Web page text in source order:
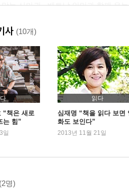
는 사마귀 - 베트남 인민과 함께 우
혁명 연구의 개척자 - 자본주의도
에서 박해받는다" - '사상의 은사'와
간관, 사회이념 - '유일신'과 '절대주
의 봄 1980년 - 민족의 정기가 광주
은 '자유의 날개' - 극우반공의 동굴에
사 (10개)
“책은 새로
는 힘”
일
읽다
심재명 “책을 읽다 보면
화도 보인다”
2013년 11월 21일
(2명)